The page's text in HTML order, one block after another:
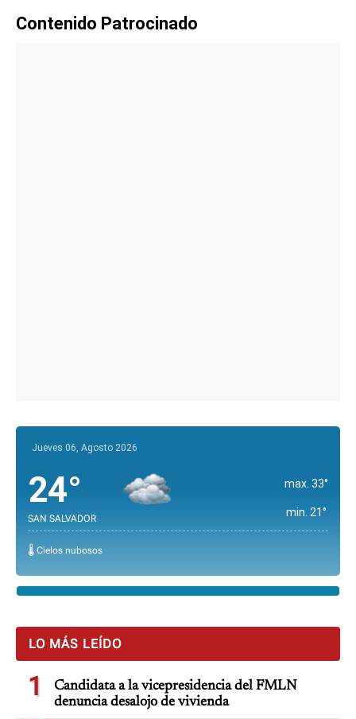
Contenido Patrocinado
Jueves 06, Agosto 2026
24°
SAN SALVADOR
max. 33°
min. 21°
🌡️ Cielos nubosos
LO MÁS LEÍDO
1
Candidata a la vicepresidencia del FMLN
denuncia desalojo de vivienda